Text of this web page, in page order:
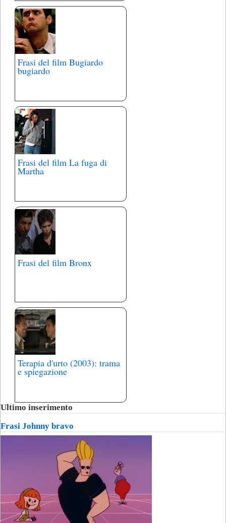
Frasi del film Bugiardo
bugiardo
Frasi del film La fuga di
Martha
Frasi del film Bronx
Terapia d'urto (2003): trama
e spiegazione
Ultimo inserimento
Frasi Johnny bravo